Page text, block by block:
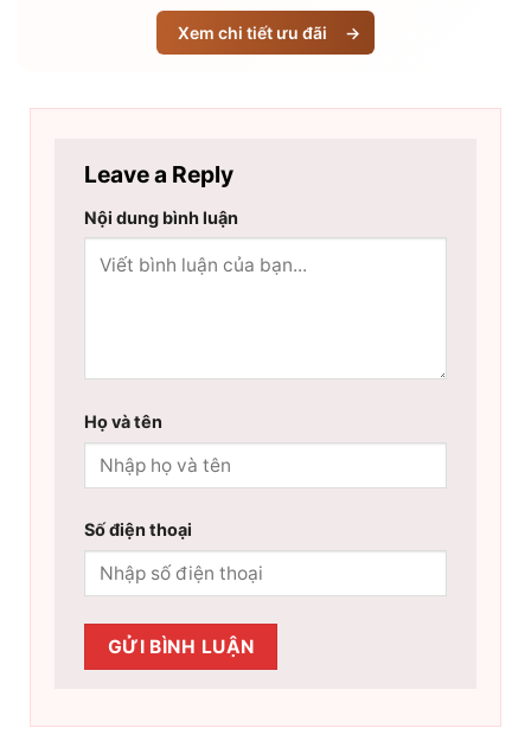
Xem chi tiết ưu đãi →
Leave a Reply
Nội dung bình luận
Họ và tên
Số điện thoại